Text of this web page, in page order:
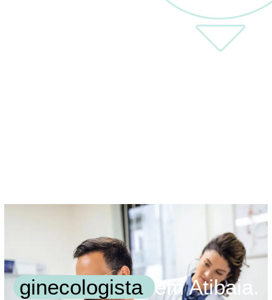
ginecologista em Atibaia.